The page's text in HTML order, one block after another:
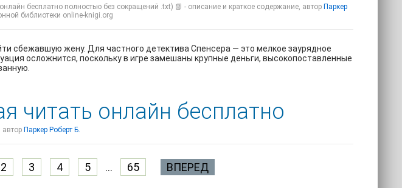
бесплатно полностью без сокращений .txt) 📗 - описание и краткое содержание, автор Паркер
библиотеки online-knigi.org
сбежавшую жену. Для частного детектива Спенсера — это мелкое заурядное
осложнится, поскольку в игре замешаны крупные деньги, высокопоставленные
читать онлайн бесплатно
автор Паркер Роберт Б.
2 3 4 5 ... 65 ВПЕРЕД